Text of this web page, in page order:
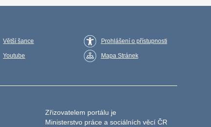
Větší šance
Youtube
Prohlášení o přístupnosti
Mapa Stránek
Zřizovatelem portálu je
Ministerstvo práce a sociálních věcí ČR